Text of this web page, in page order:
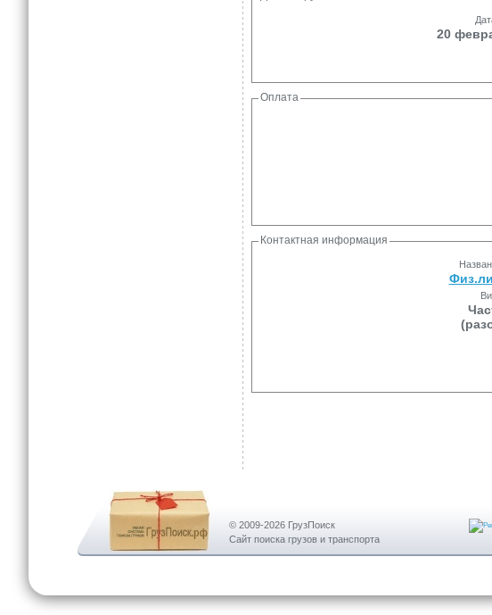
20
Оплата
Контактная информация
© 2009-2026 ГрузПоиск
Сайт поиска грузов и транспорта